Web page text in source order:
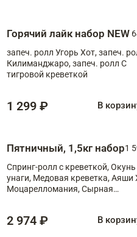
Горячий лайк набор NEW
запеч. ролл Угорь Хот, запеч.
Килиманджаро, запеч. ролл С
тигровой креветкой
1 299 ₽ В
Пятничный, 1,5кг набор1
Спринг-ролл с креветкой, Окунь
унаги, Медовая креветка, Аяши
Моцарелломания, Сырная
2 974 ₽ В